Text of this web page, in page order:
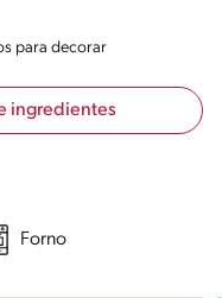
para decorar
ingredientes
Forno